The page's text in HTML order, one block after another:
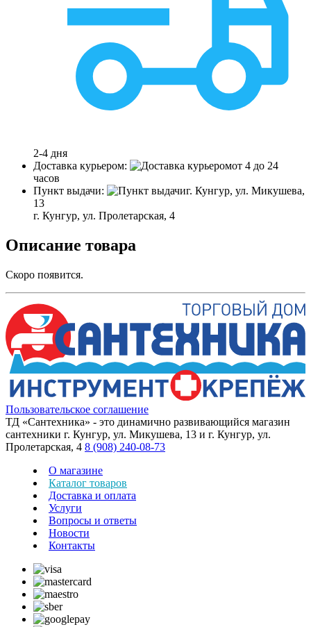
2-4 дня
Доставка курьером:
от 4 до 24
часов
Пункт выдачи:
г. Кунгур, ул. Микушева,
13
г. Кунгур, ул. Пролетарская, 4
Описание товара
Скоро появится.
Пользовательское соглашение
ТД «Сантехника» - это динамично развивающийся магазин
сантехники г. Кунгур, ул. Микушева, 13 и г. Кунгур, ул.
Пролетарская, 4 8 (908) 240-08-73
О магазине
Каталог товаров
Доставка и оплата
Услуги
Вопросы и ответы
Новости
Контакты